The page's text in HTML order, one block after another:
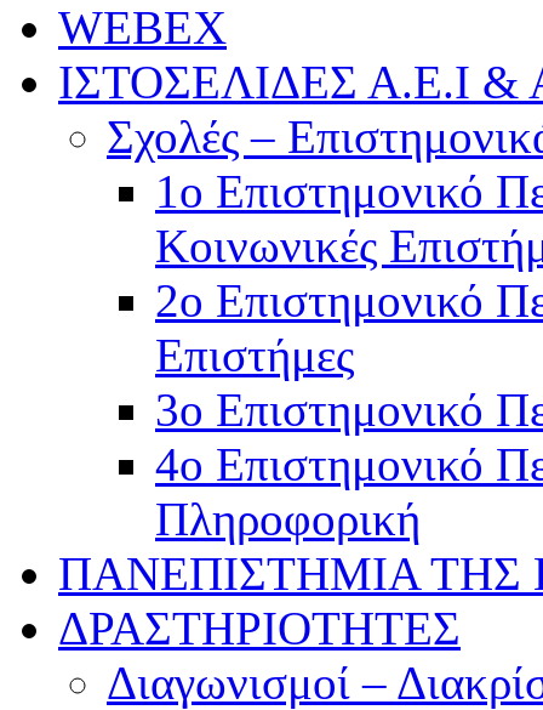
WEBEX
ΙΣΤΟΣΕΛΙΔΕΣ Α.Ε.Ι &
Σχολές –
1ο Επιστημονικό
Κοινωνικές
2ο Επιστημονικό
Επιστήμες
3ο Επιστημονικό
4ο Επιστημονικό
Πληροφορική
ΠΑΝΕΠΙΣΤΗΜΙΑ
ΔΡΑΣΤΗΡΙΟΤΗΤΕΣ
Διαγωνισμοί –